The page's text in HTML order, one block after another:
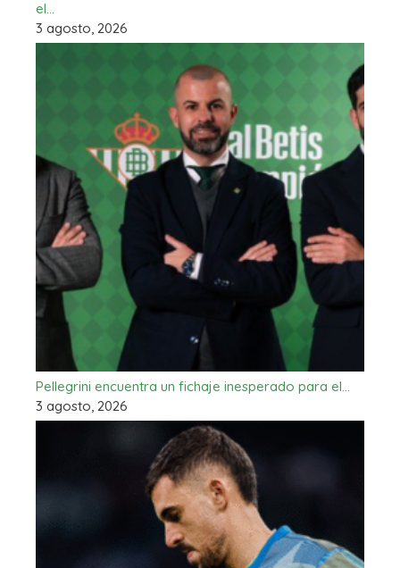
el…
3 agosto, 2026
Pellegrini encuentra un fichaje inesperado para el…
3 agosto, 2026